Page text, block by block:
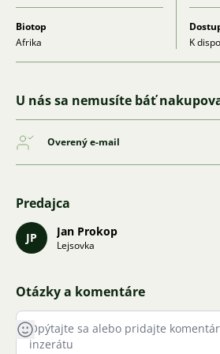
Biotop
Afrika
K
U nás sa nemusíte báť
Overený e-mail
Predajca
JP Jan Prokop
Lejsovka
Otázky a komentáre